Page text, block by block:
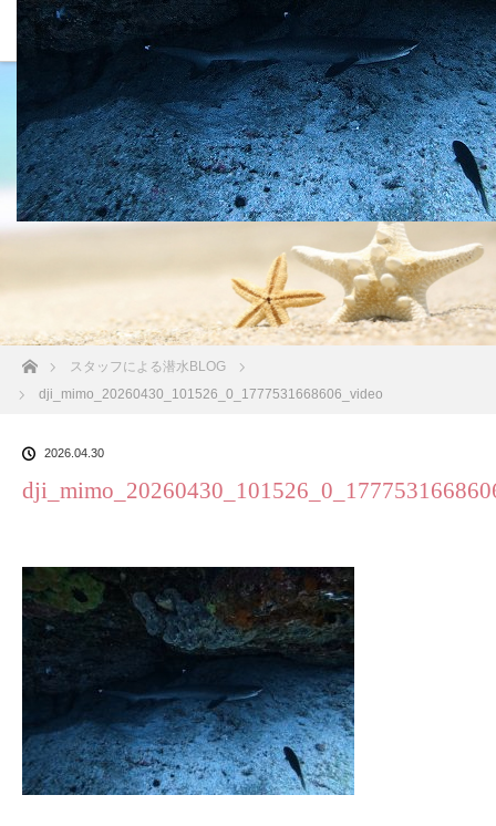
沖縄の海 BLOG
ホームスタッフによる潜水BLOG
dji_mimo_20260430_101526_0_1777531668606_video
2026.04.30